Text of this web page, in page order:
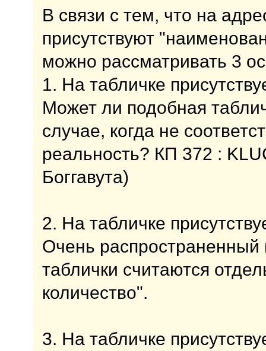
В связи с тем, что на
присутствуют
можно рассматривать 3
1. На табличке
Может ли подобная
случае, когда не
реальность? КП 372 :
Боггавута)
2. На табличке
Очень
таблички считаются
количество".
3. На табличке